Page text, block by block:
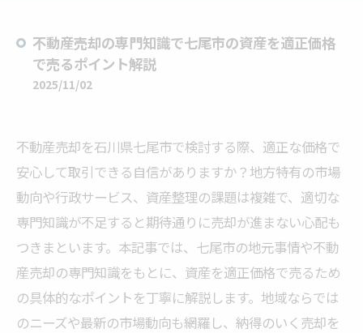
不動産売却の専門知識で七尾市の資産を適正価格
で売るポイント解説
2025/11/02
不動産売却を石川県七尾市で検討する際、適正な価格で
安心して取引できる自信がありますか？地方特有の市場
動向や行政サービス、資産整理の課題は複雑で、適切な
専門知識が不足すると期待通りに売却が進まない心配も
つきまといます。本記事では、七尾市の地元事情や不動
産売却の専門知識をもとに、資産を適正価格で売るため
の具体的なポイントを丁寧に解説します。地域ならでは
のニーズや最新の市場動向も網羅し、納得のいく売却を